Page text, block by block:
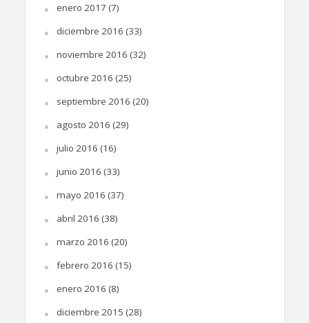
enero 2017 (7)
diciembre 2016 (33)
noviembre 2016 (32)
octubre 2016 (25)
septiembre 2016 (20)
agosto 2016 (29)
julio 2016 (16)
junio 2016 (33)
mayo 2016 (37)
abril 2016 (38)
marzo 2016 (20)
febrero 2016 (15)
enero 2016 (8)
diciembre 2015 (28)